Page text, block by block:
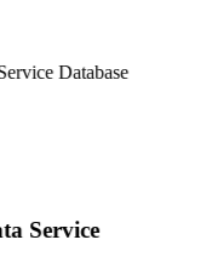
Database
Service